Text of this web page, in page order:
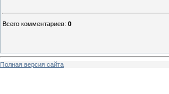
Всего комментариев: 0
Полная версия сайта